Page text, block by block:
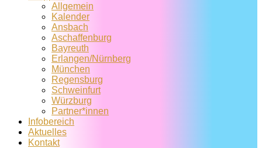
Allgemein
Kalender
Ansbach
Aschaffenburg
Bayreuth
Erlangen/Nürnberg
München
Regensburg
Schweinfurt
Würzburg
Partner*innen
Infobereich
Aktuelles
Kontakt